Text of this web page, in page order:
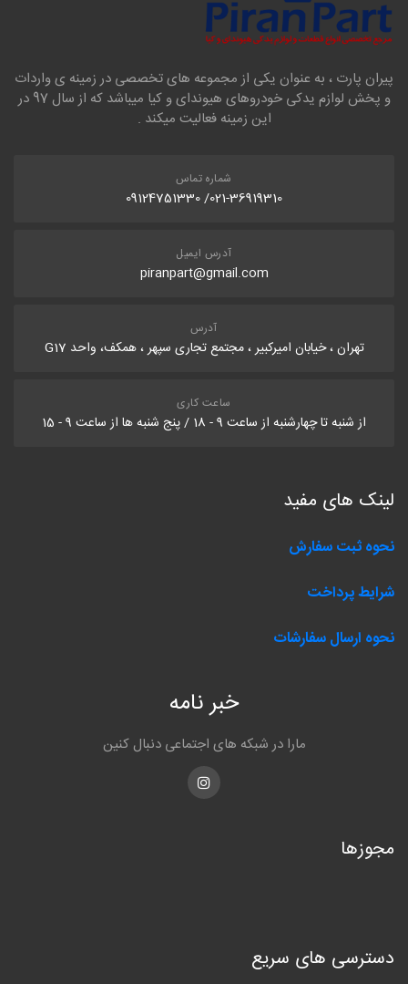
پیران پارت ، به عنوان یکی از مجموعه های تخصصی در زمینه ی واردات
و پخش لوازم یدکی خودروهای هیوندای و کیا میباشد که از سال 97 در
این زمینه فعالیت میکند .
شماره تماس
021-36919310/ 09124751330
آدرس ایمیل
piranpart@gmail.com
آدرس
تهران ، خیابان امیرکبیر ، مجتمع تجاری سپهر ، همکف، واحد G17
ساعت کاری
از شنبه تا چهارشنبه از ساعت 9 - 18 / پنج شنبه ها از ساعت 9 - 15
لینک های مفید
نحوه ثبت سفارش
شرایط پرداخت
نحوه ارسال سفارشات
خبر نامه
مارا در شبکه های اجتماعی دنبال کنین
Instagram
مجوزها
دسترسی های سریع